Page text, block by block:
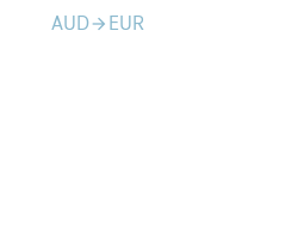
AUDarrow_forward EUR